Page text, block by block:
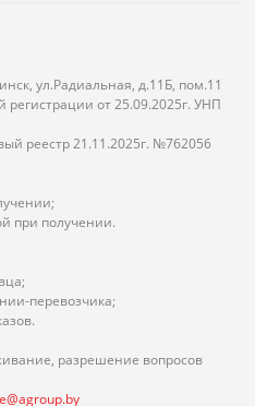
ул.Радиальная, д.11Б, пом.11
регистрации от 25.09.2025г. УНП
реестр 21.11.2025г. №762056
при получении.
перевозчика;
разрешение вопросов